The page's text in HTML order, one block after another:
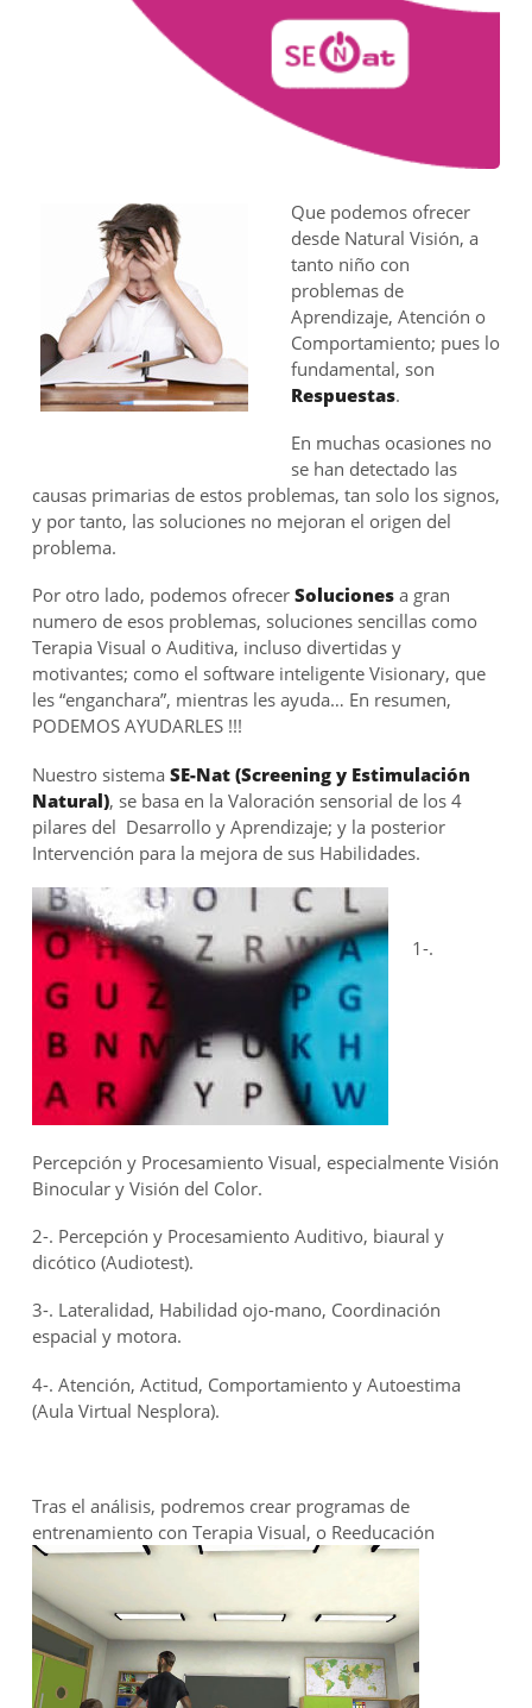
Que podemos ofrecer
desde Natural Visión, a
tanto niño con
problemas de
Aprendizaje, Atención o
Comportamiento; pues lo
fundamental, son
Respuestas.
En muchas ocasiones no
se han detectado las
causas primarias de estos problemas, tan solo los signos,
y por tanto, las soluciones no mejoran el origen del
problema.
Por otro lado, podemos ofrecer Solucionesa gran
numero de esos problemas, soluciones sencillas como
Terapia Visual o Auditiva, incluso divertidas y
motivantes; como el software inteligente Visionary, que
les “enganchara”, mientras les ayuda… En resumen,
PODEMOS AYUDARLES !!!
Nuestro sistema SE-Nat (Screening y Estimulación
Natural), se basa en la Valoración sensorial de los 4
pilares del Desarrollo y Aprendizaje; y la posterior
Intervención para la mejora de sus Habilidades.
1-.
Percepción y Procesamiento Visual, especialmente Visión
Binocular y Visión del Color.
2-. Percepción y Procesamiento Auditivo, biaural y
dicótico (Audiotest).
3-. Lateralidad, Habilidad ojo-mano, Coordinación
espacial y motora.
4-. Atención, Actitud, Comportamiento y Autoestima
(Aula Virtual Nesplora).
Tras el análisis, podremos crear programas de
entrenamiento con Terapia Visual, o Reeducación